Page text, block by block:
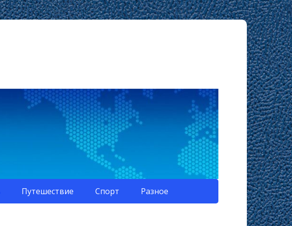
Путешествие Спорт Разное